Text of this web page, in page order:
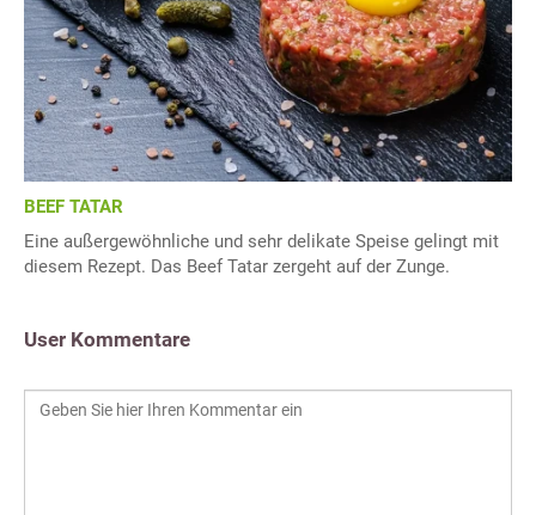
BEEF TATAR
Eine außergewöhnliche und sehr delikate Speise gelingt mit
diesem Rezept. Das Beef Tatar zergeht auf der Zunge.
User Kommentare